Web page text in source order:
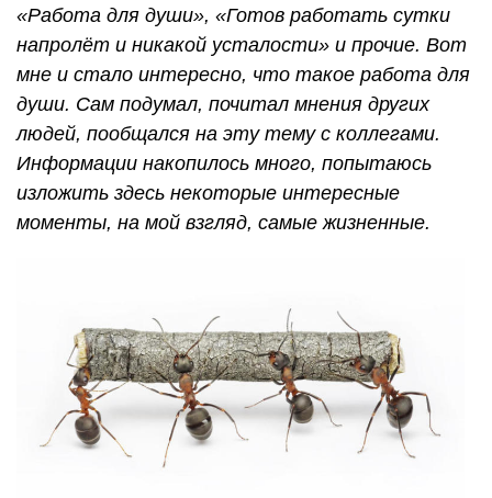
«Работа для души», «Готов работать сутки
напролёт и никакой усталости» и прочие. Вот
мне и стало интересно, что такое работа для
души. Сам подумал, почитал мнения других
людей, пообщался на эту тему с коллегами.
Информации накопилось много, попытаюсь
изложить здесь некоторые интересные
моменты, на мой взгляд, самые жизненные.